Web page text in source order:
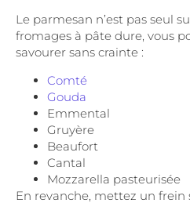
Le parmesan n’est pas seul
fromages à pâte dure, vous
savourer sans crainte :
Comté
Gouda
Emmental
Gruyère
Beaufort
Cantal
Mozzarella pasteurisée
En revanche, mettez un frein